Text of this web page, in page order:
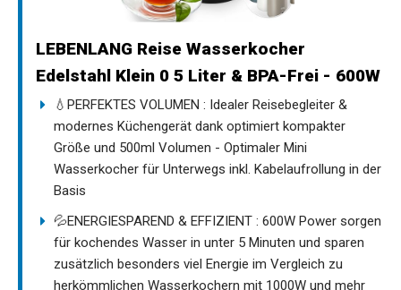
LEBENLANG Reise Wasserkocher
Edelstahl Klein 0 5 Liter & BPA-Frei - 600W
💧PERFEKTES VOLUMEN : Idealer Reisebegleiter &
modernes Küchengerät dank optimiert kompakter
Größe und 500ml Volumen - Optimaler Mini
Wasserkocher für Unterwegs inkl. Kabelaufrollung in der
Basis
💦ENERGIESPAREND & EFFIZIENT : 600W Power sorgen
für kochendes Wasser in unter 5 Minuten und sparen
zusätzlich besonders viel Energie im Vergleich zu
herkömmlichen Wasserkochern mit 1000W und mehr